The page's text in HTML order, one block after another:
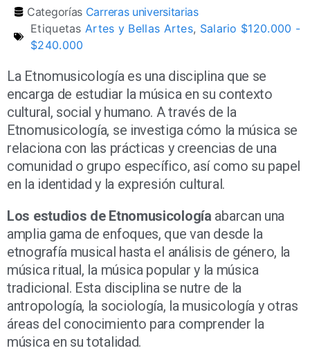
Categorías Carreras universitarias
Etiquetas Artes y Bellas Artes, Salario $120.000 -
$240.000
La Etnomusicología es una disciplina que se
encarga de estudiar la música en su contexto
cultural, social y humano. A través de la
Etnomusicología, se investiga cómo la música se
relaciona con las prácticas y creencias de una
comunidad o grupo específico, así como su papel
en la identidad y la expresión cultural.
Los estudios de Etnomusicología abarcan una
amplia gama de enfoques, que van desde la
etnografía musical hasta el análisis de género, la
música ritual, la música popular y la música
tradicional. Esta disciplina se nutre de la
antropología, la sociología, la musicología y otras
áreas del conocimiento para comprender la
música en su totalidad.